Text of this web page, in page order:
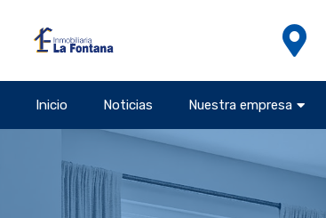
Inicio Noticias Nuestra empresa